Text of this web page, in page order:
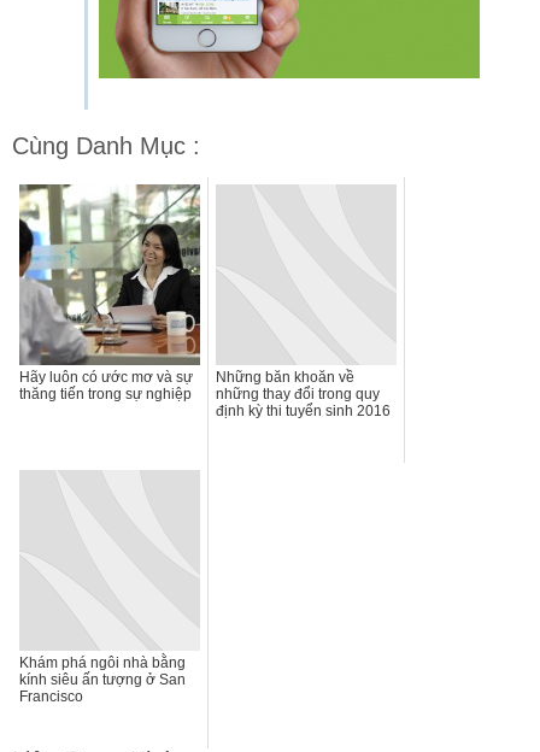
Cùng Danh Mục :
Hãy luôn có ước mơ và sự
thăng tiến trong sự nghiệp
Những băn khoăn về
những thay đổi trong quy
định kỳ thi tuyển sinh 2016
Khám phá ngôi nhà bằng
kính siêu ấn tượng ở San
Francisco